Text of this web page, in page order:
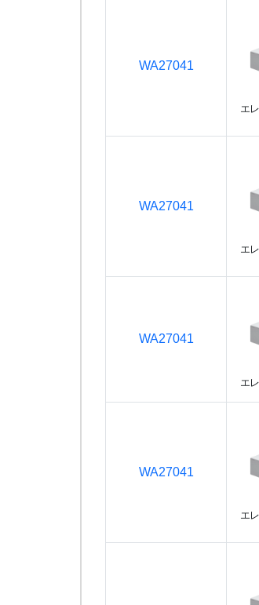
WA27041
エ
WA27041
エ
WA27041
エ
WA27041
エ